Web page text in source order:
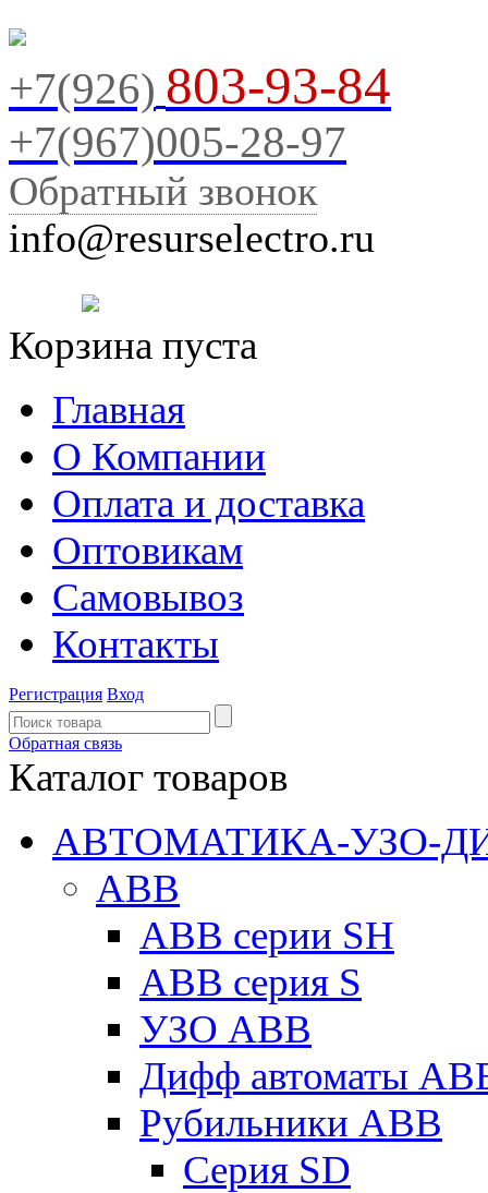
+7(926) 803-93-84
+7(967)005-28-97
Обратный звонок
info@resurselectro.ru
Корзина пуста
Главная
О Компании
Оплата и доставка
Оптовикам
Самовывоз
Контакты
Регистрация Вход
Обратная связь
Каталог товаров
АВТОМАТИКА-УЗО-
ABB
ABB серии SH
ABB серия S
УЗО ABB
Дифф автоматы
Рубильники ABB
Серия SD